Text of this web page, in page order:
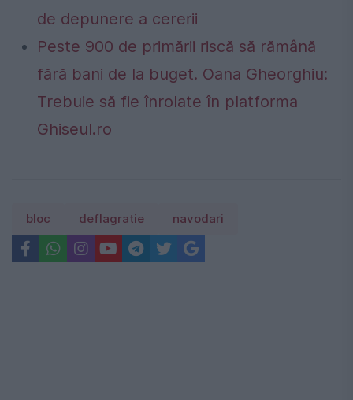
de depunere a cererii
Peste 900 de primării riscă să rămână
fără bani de la buget. Oana Gheorghiu:
Trebuie să fie înrolate în platforma
Ghiseul.ro
bloc deflagratie navodari